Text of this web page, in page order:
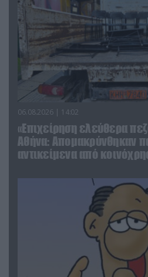
06.08.2026 | 14:02
«Επιχείρηση ελεύθερα
Αθήνα: Απομακρύνθηκαν
αντικείμενα από